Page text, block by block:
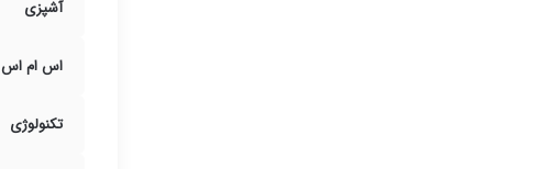
آشپزی
اس ام اس
تکنولوژی